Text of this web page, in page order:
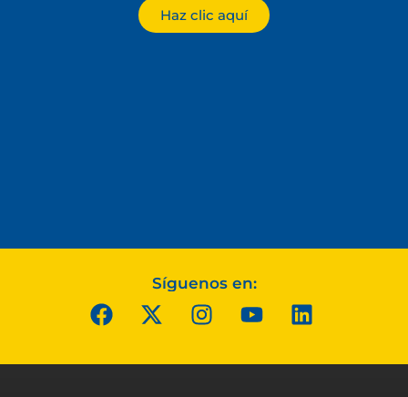
Haz clic aquí
Síguenos en: